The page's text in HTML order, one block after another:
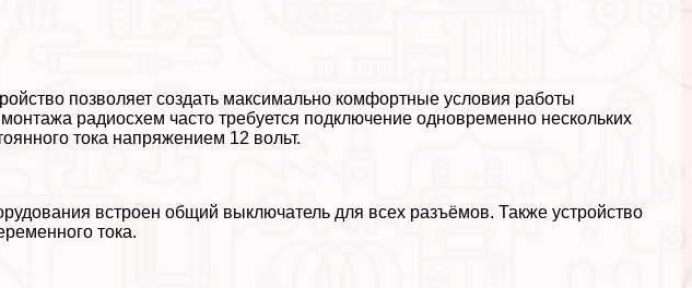
позволяет создать максимально комфортные условия работы
радиосхем часто требуется подключение одновременно нескольких
тока напряжением 12 вольт.
встроен общий выключатель для всех разъёмов. Также устройство
тока.